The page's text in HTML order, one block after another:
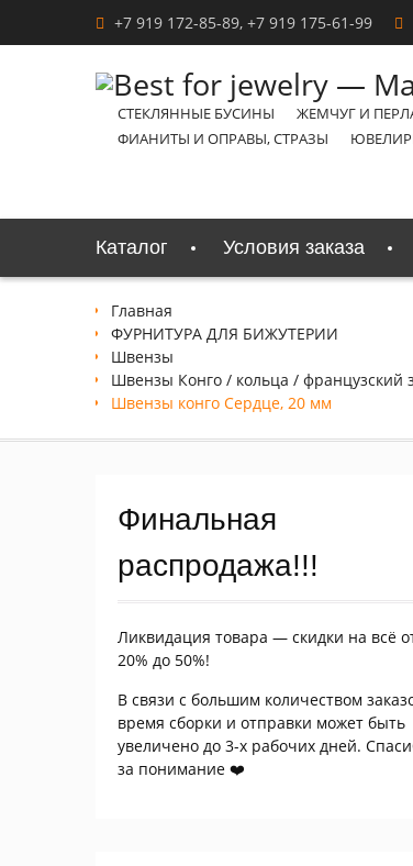
+7 919 172-85-89, +7 919 175-61-99
СТЕКЛЯННЫЕ БУСИНЫ ЖЕМЧУГ И
ФИАНИТЫ И ОПРАВЫ, СТРАЗЫ
Каталог Условия заказа
Главная
ФУРНИТУРА ДЛЯ БИЖУТЕРИИ
Швензы
Швензы Конго / кольца / французский
Швензы конго Сердце, 20 мм
Финальная
распродажа!!!
Ликвидация товара — скидки на всё
20% до 50%!
В связи с большим количеством
время сборки и отправки может быть
увеличено до 3-х рабочих дней.
за понимание ❤️